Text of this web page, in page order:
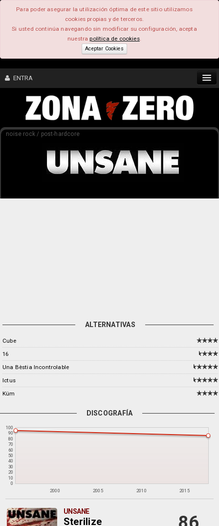
Para poder asegurar la utilización óptima de este sitio utilizamos
cookies propias y de terceros.
Si usted continúa navegando sin modificar su configuración, acepta
nuestrapolítica de cookies.
Aceptar Cookies
ENTRA
CONTENIDO
noise rock / post-hardcore
ALTERNATIVAS
Cube
16
Una Bèstia Incontrolable
Ictus
Küm
DISCOGRAFÍA
2000 2005 2010 2015
0
10
20
30
40
50
60
70
80
90
100
UNSANE
Sterilize